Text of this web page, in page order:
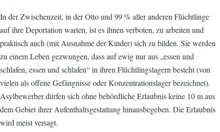
In der Zwischenzeit, in der Otto und 99 % aller anderen Flüchtlinge
auf ihre Deportation warten, ist es ihnen verboten, zu arbeiten und
praktisch auch (mit Ausnahme der Kinder) sich zu bilden. Sie werden
zu einem Leben gezwungen, dass auf ewig nur aus „essen und
schlafen, essen und schlafen“ in ihren Flüchtlingslagern besteht (von
vielen als offene Gefängnisse oder Konzentrationslager bezeichnet).
Asylbewerber dürfen sich ohne behördliche Erlaubnis keine 10 m aus
dem Gebiet ihrer Aufenthaltsgestattung hinausbegeben. Die Erlaubnis
wird meist versagt.